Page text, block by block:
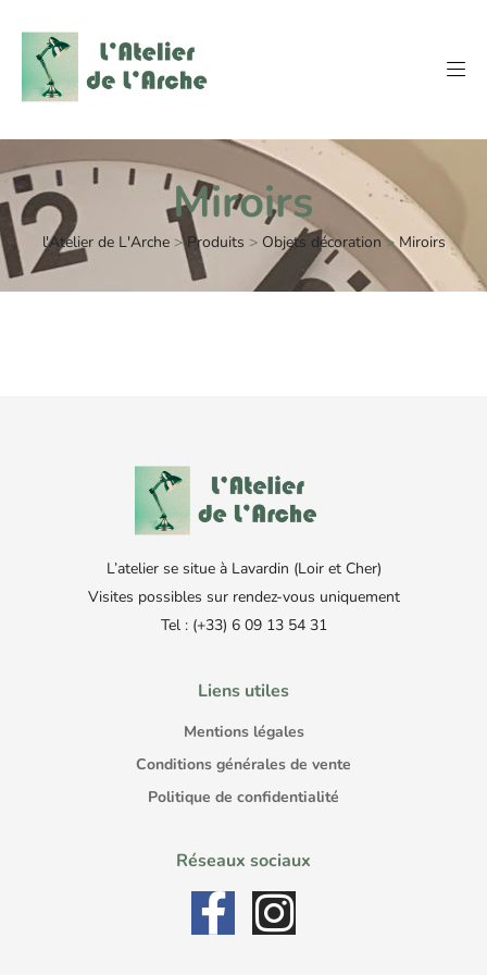
l'Atelier de L'Arche>Produits > Objets décoration>Miroirs
Miroirs
L’atelier se situe à Lavardin (Loir et Cher)
Visites possibles sur rendez-vous uniquement
Tel : (+33) 6 09 13 54 31
Liens utiles
Mentions légales
Conditions générales de vente
Politique de confidentialité
Réseaux sociaux